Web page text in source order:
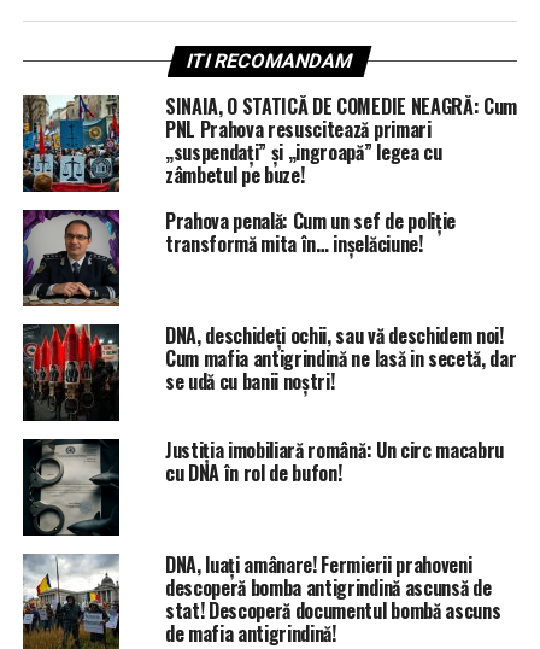
ITI RECOMANDAM
SINAIA, O STATICĂ DE COMEDIE NEAGRĂ: Cum
PNL Prahova resuscitează primari
„suspendați” și „ingroapă” legea cu
zâmbetul pe buze!
Prahova penală: Cum un sef de poliție
transformă mita în… inșelăciune!
DNA, deschideți ochii, sau vă deschidem noi!
Cum mafia antigrindină ne lasă in secetă, dar
se udă cu banii noștri!
Justiția imobiliară română: Un circ macabru
cu DNA în rol de bufon!
DNA, luați amânare! Fermierii prahoveni
descoperă bomba antigrindină ascunsă de
stat! Descoperă documentul bombă ascuns
de mafia antigrindină!